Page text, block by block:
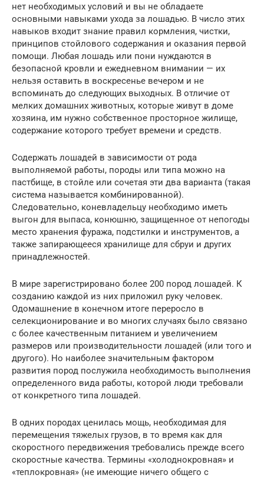
нет необходимых условий и вы не обладаете
основными навыками ухода за лошадью. В число этих
навыков входит знание правил кормления, чистки,
принципов стойлового содержания и оказания первой
помощи. Любая лошадь или пони нуждаются в
безопасной кровли и ежедневном внимании — их
нельзя оставить в воскресенье вечером и не
вспоминать до следующих выходных. В отличие от
мелких домашних животных, которые живут в доме
хозяина, им нужно собственное просторное жилище,
содержание которого требует времени и средств.
Содержать лошадей в зависимости от рода
выполняемой работы, породы или типа можно на
пастбище, в стойле или сочетая эти два варианта (такая
система называется комбинированной).
Следовательно, коневладельцу необходимо иметь
выгон для выпаса, конюшню, защищенное от непогоды
место хранения фуража, подстилки и инструментов, а
также запирающееся хранилище для сбруи и других
принадлежностей.
В мире зарегистрировано более 200 пород лошадей. К
созданию каждой из них приложил руку человек.
Одомашнение в конечном итоге переросло в
селекционирование и во многих случаях было связано
с более качественным питанием и увеличением
размеров или производительности лошадей (или того и
другого). Но наиболее значительным фактором
развития пород послужила необходимость выполнения
определенного вида работы, которой люди требовали
от конкретного типа лошадей.
В одних породах ценилась мощь, необходимая для
перемещения тяжелых грузов, в то время как для
скоростного передвижения требовались прежде всего
скоростные качества. Термины «холоднокровная» и
«теплокровная» (не имеющие ничего общего с